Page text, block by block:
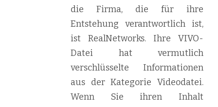
die Firma, die für ihre
Entstehung verantwortlich ist,
ist RealNetworks. Ihre VIVO-
Datei hat vermutlich
verschlüsselte Informationen
aus der Kategorie Videodatei.
Wenn Sie ihren Inhalt